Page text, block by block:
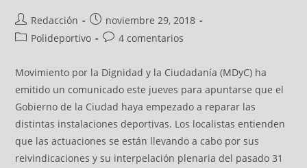
Redacción
noviembre 29, 2018
Polideportivo
4 comentarios
Movimiento por la Dignidad y la Ciudadanía (MDyC) ha
emitido un comunicado este jueves para apuntarse que el
Gobierno de la Ciudad haya empezado a reparar las
distintas instalaciones deportivas. Los localistas entienden
que las actuaciones se están llevando a cabo por sus
reivindicaciones y su interpelación plenaria del pasado 31